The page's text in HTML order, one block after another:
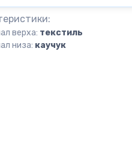
верха: текстиль
низа: каучук